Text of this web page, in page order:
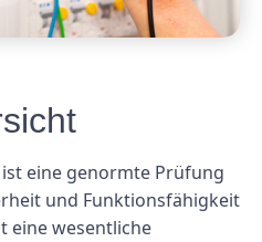
ist eine genormte Prüfung
und Funktionsfähigkeit
eine wesentliche